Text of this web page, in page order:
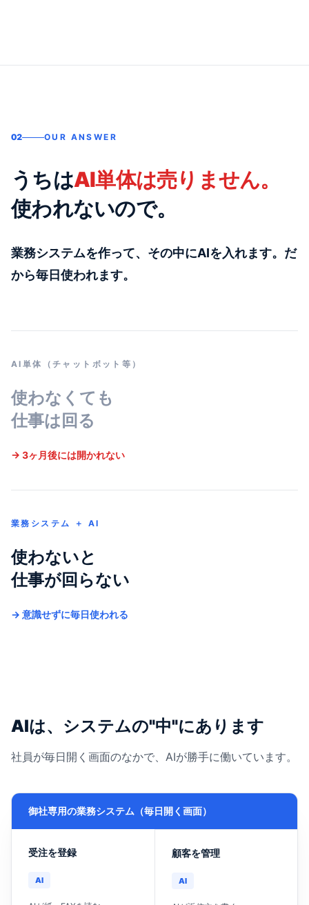
02 OUR ANSWER
うちはAI単体は売りません。
使われないので。
業務システムを作って、その中にAIを入れます。だ
から毎日使われます。
AI単体（チャットボット等）
使わなくても
仕事は回る
→ 3ヶ月後には開かれない
業務システム ＋ AI
使わないと
仕事が回らない
→ 意識せずに毎日使われる
AIは、システムの"中"にあります
社員が毎日開く画面のなかで、AIが勝手に働いています。
御社専用の業務システム（毎日開く画面）
受注を登録
AI
顧客を管理
AI